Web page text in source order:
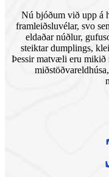
Nú bjóðum við upp á
framleiðsluvélar, svo
eldaðar núðlur,
steiktar dumplings,
Þessir matvæli eru mikið